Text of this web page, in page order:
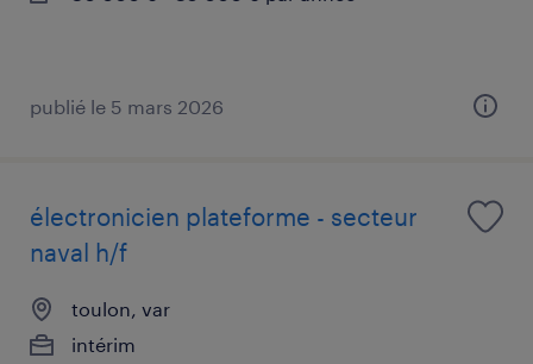
publié le 5 mars 2026
électronicien plateforme - secteur
naval h/f
toulon, var
intérim